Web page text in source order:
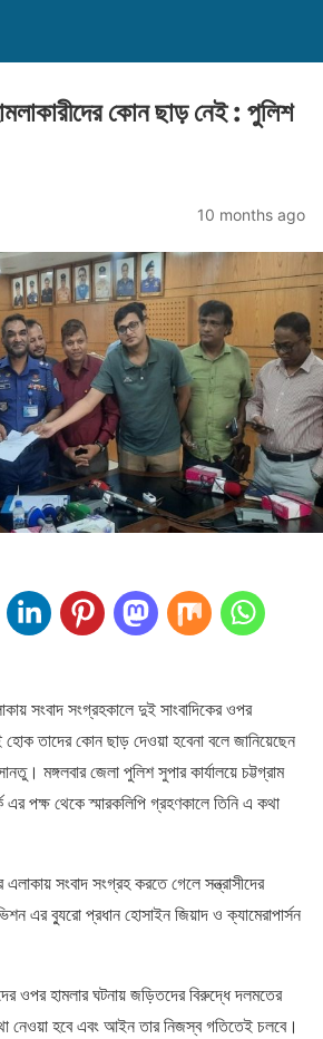
কোন ছাড় নেই : পুলিশ
10 months ago
সংবাদ সংগ্রহকালে দুই সাংবাদিকের ওপর
হোক তাদের কোন ছাড় দেওয়া হবেনা বলে জানিয়েছেন
মঙ্গলবার জেলা পুলিশ সুপার কার্যালয়ে চট্টগ্রাম
এর পক্ষ থেকে স্মারকলিপি গ্রহণকালে তিনি এ কথা
সংবাদ সংগ্রহ করতে গেলে সন্ত্রাসীদের
এর ব্যুরো প্রধান হোসাইন জিয়াদ ও ক্যামেরাপার্সন
ওপর হামলার ঘটনায় জড়িতদের বিরুদ্ধে দলমতের
নেওয়া হবে এবং আইন তার নিজস্ব গতিতেই চলবে।